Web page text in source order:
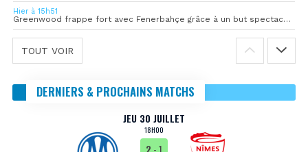
Hier à 15h51
Greenwood frappe fort avec Fenerbahçe grâce à un but spectaculaire
TOUT VOIR
DERNIERS & PROCHAINS MATCHS
JEU 30 JUILLET
18H00
2 - 1